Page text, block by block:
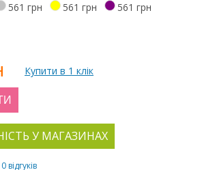
561 грн 561 грн
561 грн
Купити в 1 клік
У МАГАЗИНАХ
0 відгуків